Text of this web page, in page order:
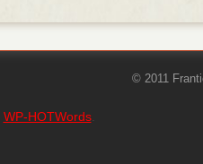
© 2011
WP-HOTWords.